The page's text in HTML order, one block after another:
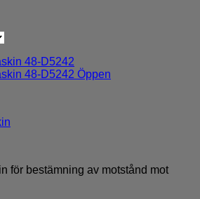
för bestämning av motstånd mot